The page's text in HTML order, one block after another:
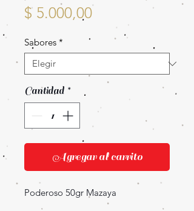
$ 5.000,00Precio
Sabores *
Cantidad *
Agregar al carrito
Poderoso 50gr Mazaya